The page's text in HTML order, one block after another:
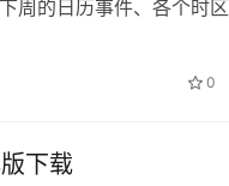
周的日历事件、各个时区
0
下载